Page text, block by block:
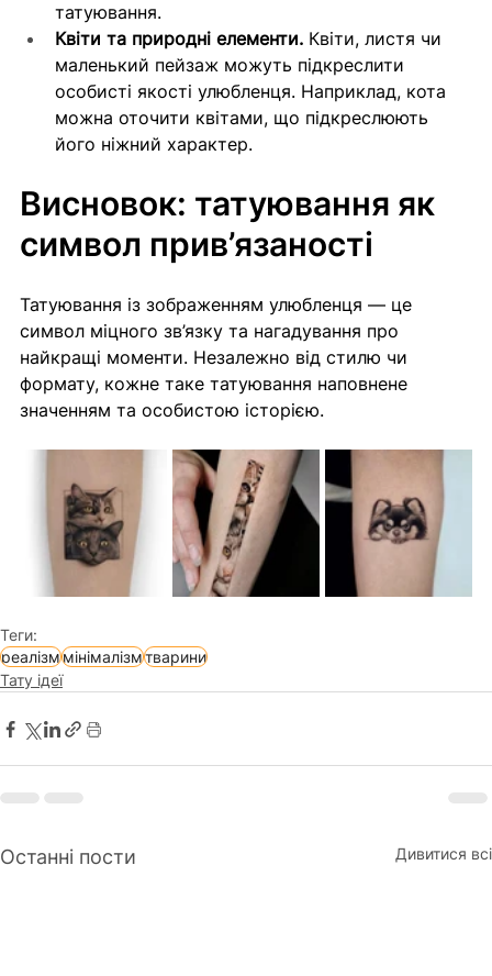
татуювання.
Квіти та природні елементи. Квіти, листя чи
маленький пейзаж можуть підкреслити
особисті якості улюбленця. Наприклад, кота
можна оточити квітами, що підкреслюють
його ніжний характер.
Висновок: татуювання як
символ прив’язаності
Татуювання із зображенням улюбленця — це
символ міцного зв’язку та нагадування про
найкращі моменти. Незалежно від стилю чи
формату, кожне таке татуювання наповнене
значенням та особистою історією.
Теги:
реалізммінімалізмтварини
Тату ідеї
Останні пости Дивитися всі